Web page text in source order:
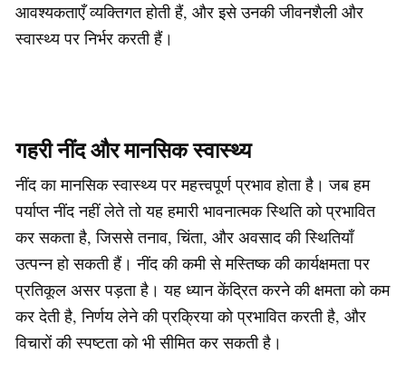
आवश्यकताएँ व्यक्तिगत होती हैं, और इसे उनकी जीवनशैली और
स्वास्थ्य पर निर्भर करती हैं।
गहरी नींद और मानसिक स्वास्थ्य
नींद का मानसिक स्वास्थ्य पर महत्त्वपूर्ण प्रभाव होता है। जब हम
पर्याप्त नींद नहीं लेते तो यह हमारी भावनात्मक स्थिति को प्रभावित
कर सकता है, जिससे तनाव, चिंता, और अवसाद की स्थितियाँ
उत्पन्न हो सकती हैं। नींद की कमी से मस्तिष्क की कार्यक्षमता पर
प्रतिकूल असर पड़ता है। यह ध्यान केंद्रित करने की क्षमता को कम
कर देती है, निर्णय लेने की प्रक्रिया को प्रभावित करती है, और
विचारों की स्पष्टता को भी सीमित कर सकती है।